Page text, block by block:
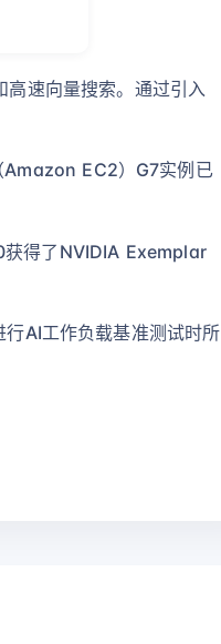
速向量搜索。通过引入
EC2）G7实例已
获得了NVIDIA Exemplar
AI工作负载基准测试时所